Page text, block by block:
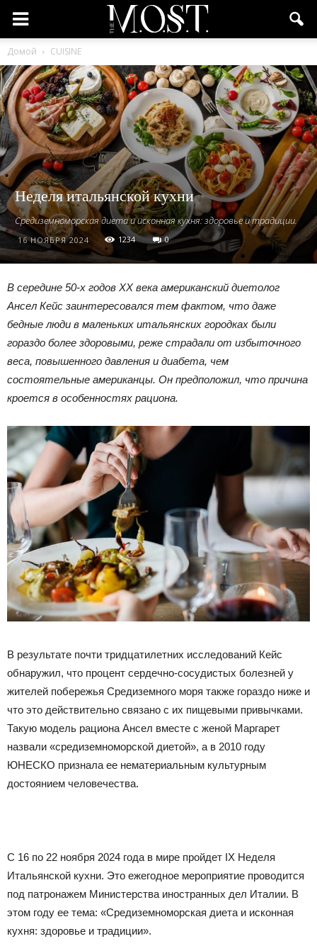
Домой CUISINE
Неделя итальянской кухни
Средиземноморская диета и исконная кухня: здоровье и традиции.
16 НОЯБРЯ 2024 1234 0
В середине 50-х годов XX века американский диетолог
Ансел Кейс заинтересовался тем фактом, что даже
бедные люди в маленьких итальянских городках были
гораздо более здоровыми, реже страдали от избыточного
веса, повышенного давления и диабета, чем
состоятельные американцы. Он предположил, что причина
кроется в особенностях рациона.
В результате почти тридцатилетних исследований Кейс
обнаружил, что процент сердечно-сосудистых болезней у
жителей побережья Средиземного моря также гораздо ниже и
что это действительно связано с их пищевыми привычками.
Такую модель рациона Ансел вместе с женой Маргарет
назвали «средиземноморской диетой», а в 2010 году
ЮНЕСКО признала ее нематериальным культурным
достоянием человечества.
С 16 по 22 ноября 2024 года в мире пройдет IX Неделя
Итальянской кухни. Это ежегодное мероприятие проводится
под патронажем Министерства иностранных дел Италии. В
этом году ее тема: «Средиземноморская диета и исконная
кухня: здоровье и традиции».